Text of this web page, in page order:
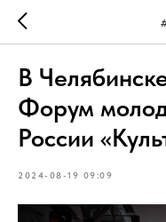
В
Форум
России
2024-08-19 09:09